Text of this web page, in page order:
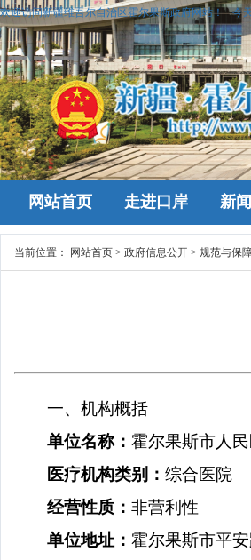
欢迎访问新疆维吾尔自治区霍尔果斯政府网站！ 今
网站首页 走进口岸 新
当前位置： 网站首页 > 政府信息公开 > 规范与保
一、机构概括
单位名称：霍尔果斯市人
医疗机构类别：综合医院
经营性质：非营利性
单位地址：霍尔果斯市平